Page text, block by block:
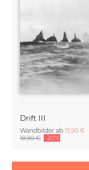
Drift III
Wandbilder ab 15,90 €
18,90 € -20%